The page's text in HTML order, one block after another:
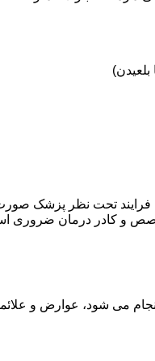
تحت نظر پزشک صورت
و کادر درمان ضروری
می شود، عوارض و